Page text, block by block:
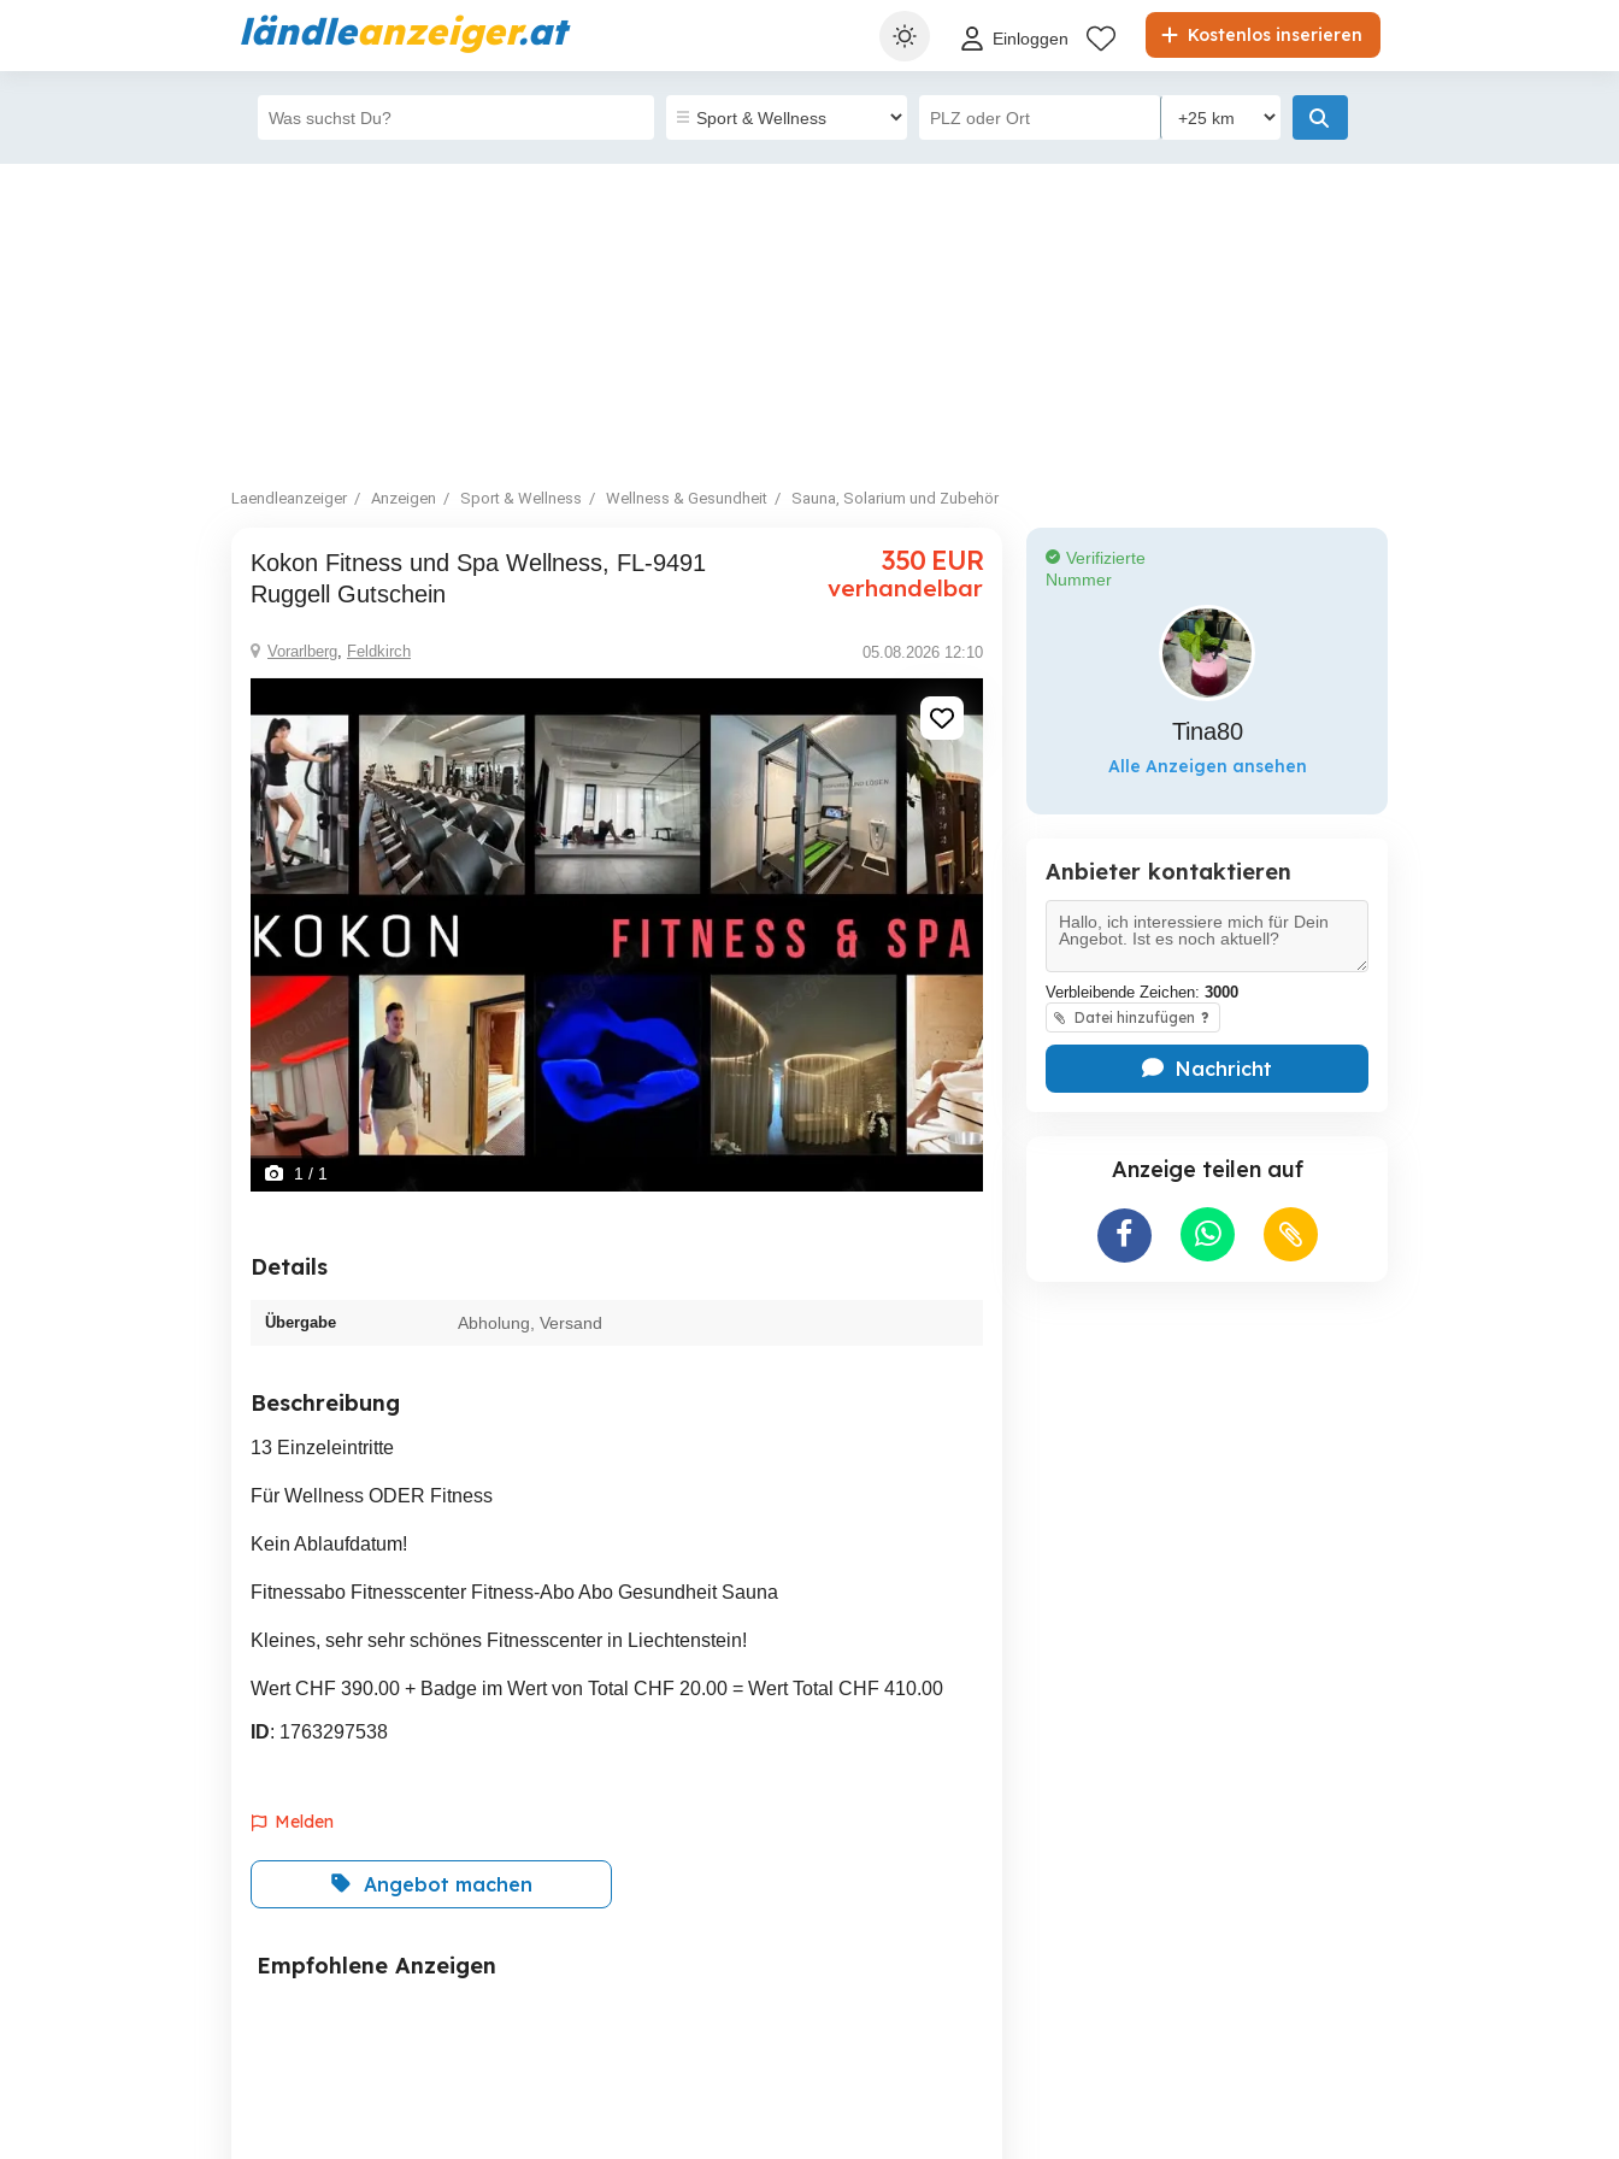
ländleanzeiger.at Kostenlos inserieren
Einloggen
Laendleanzeiger Anzeigen Sport & Wellness Wellness & Gesundheit Sauna, Solarium und Zubehör
Kokon Fitness und Spa Wellness, FL-9491
Ruggell Gutschein
350 EUR
verhandelbar
Vorarlberg, Feldkirch 05.08.2026 12:10
1 / 1
Details
Übergabe Abholung, Versand
Beschreibung
13 Einzeleintritte
Für Wellness ODER Fitness
Kein Ablaufdatum!
Fitnessabo Fitnesscenter Fitness-Abo Abo Gesundheit Sauna
Kleines, sehr sehr schönes Fitnesscenter in Liechtenstein!
Wert CHF 390.00 + Badge im Wert von Total CHF 20.00 = Wert Total CHF 410.00
ID: 1763297538
Melden
Angebot machen
Empfohlene Anzeigen
Verifizierte
Nummer
Tina80
Alle Anzeigen ansehen
Anbieter kontaktieren
Verbleibende Zeichen: 3000
Datei hinzufügen ?
Nachricht
Anzeige teilen auf